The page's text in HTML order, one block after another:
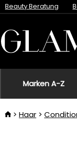
Beauty Beratung
Marken A-Z
Haar